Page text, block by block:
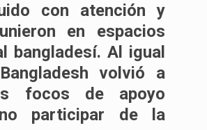
con atención y
en espacios
bangladesí. Al igual
volvió a
focos de apoyo
participar de la